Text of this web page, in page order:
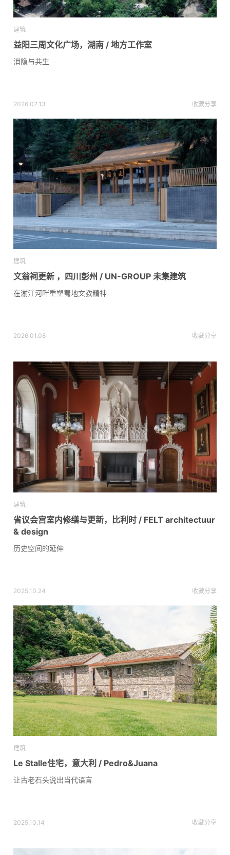
建筑
益阳三周文化广场，湖南 / 地方工作室
消隐与共生
2026.02.13 收藏分享
建筑
文翁祠更新 ，四川彭州 / UN-GROUP 未集建筑
在湔江河畔重塑蜀地文教精神
2026.01.08 收藏分享
建筑
省议会宫室内修缮与更新，比利时 / FELT architectuur
& design
历史空间的延伸
2025.10.24 收藏分享
建筑
Le Stalle住宅，意大利 / Pedro&Juana
让古老石头说出当代语言
2025.10.14 收藏分享